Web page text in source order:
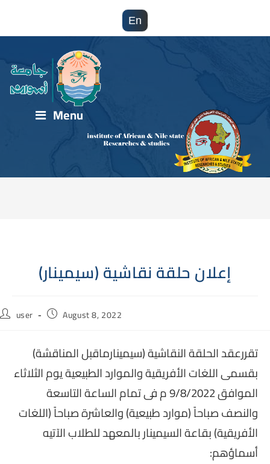
En
Menu
إعلان حلقة نقاشية (سيمينار)
Postuser Post
published:
August 8, 2022
تقررعقد الحلقة النقاشية (سيمينارماقبل المناقشة)
بقسمى اللغات الأفريقية والموارد الطبيعية يوم الثلاثاء
الموافق 9/8/2022 م فى تمام الساعة التاسعة
والنصف صباحاً (موارد طبيعية) والعاشرة صباحاً (اللغات
الأفريقية) بقاعة السيمينار بالمعهد للطلاب الآتيه
أسماؤهم: